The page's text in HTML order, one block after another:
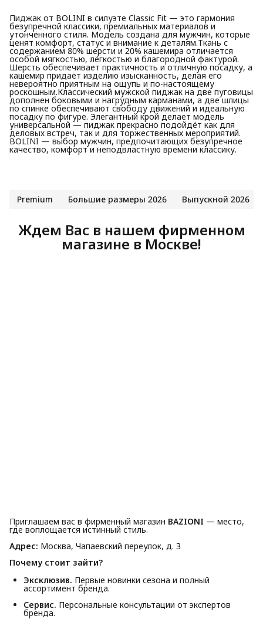
Пиджак от BOLINI в силуэте Classic Fit — это гармония
безупречной классики, премиальных материалов и
утончённого стиля. Модель создана для мужчин, которые
ценят комфорт, статус и внимание к деталям.Ткань с
содержанием 80% шерсти и 20% кашемира отличается
особой мягкостью, лёгкостью и благородной фактурой.
Шерсть обеспечивает практичность и отличную посадку, а
кашемир придаёт изделию изысканность, делая его
невероятно приятным на ощупь и по-настоящему
роскошным.Классический мужской пиджак на две пуговицы
дополнен боковыми и нагрудным карманами, а две шлицы
по спинке обеспечивают свободу движений и идеальную
посадку по фигуре. Элегантный крой делает модель
универсальной — пиджак прекрасно подойдёт как для
деловых встреч, так и для торжественных мероприятий.
BOLINI — выбор мужчин, предпочитающих безупречное
качество, комфорт и неподвластную времени классику.
Premium Большие размеры 2026 Выпускной 2026
Ждем Вас в нашем фирменном
магазине в Москве!
Приглашаем вас в фирменный магазин BAZIONI — место,
где воплощается истинный стиль.
Адрес: Москва, Чапаевский переулок, д. 3
Почему стоит зайти?
Эксклюзив. Первые новинки сезона и полный
ассортимент бренда.
Сервис. Персональные консультации от экспертов
бренда.